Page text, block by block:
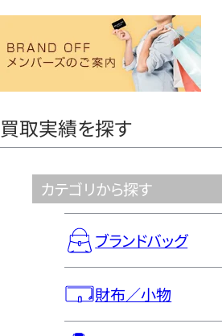
ヤ
買取実績を探す
カテゴリから探す
ブランドバッグ
財布／小物